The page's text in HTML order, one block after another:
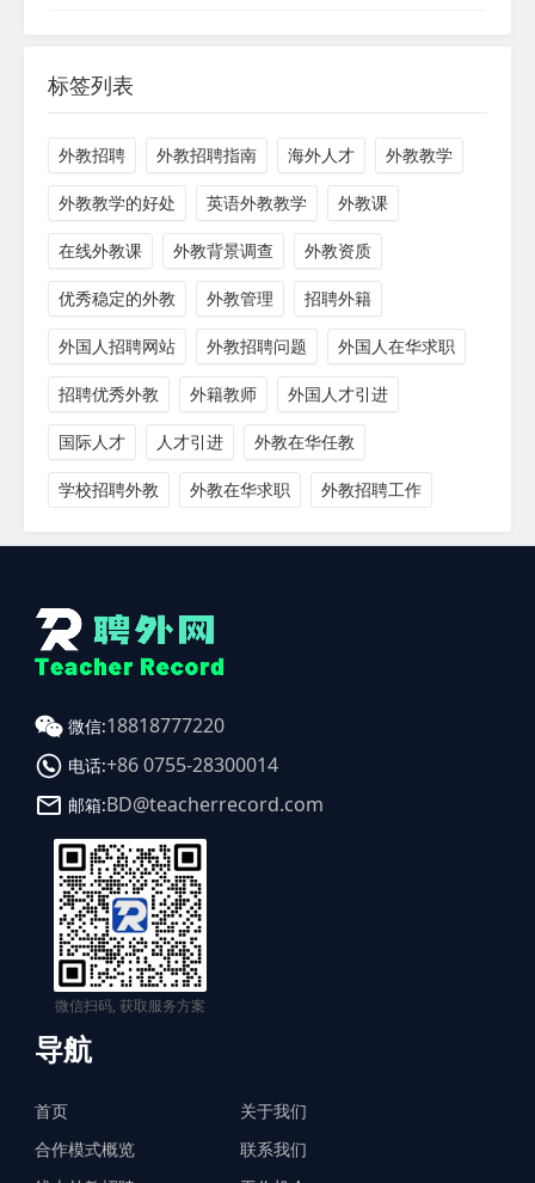
标签列表
外教招聘 外教招聘指南 海外人才 外教教学
外教教学的好处 英语外教教学 外教课
在线外教课 外教背景调查 外教资质
优秀稳定的外教 外教管理 招聘外籍
外国人招聘网站 外教招聘问题 外国人在华求职
招聘优秀外教 外籍教师 外国人才引进
国际人才 人才引进 外教在华任教
学校招聘外教 外教在华求职 外教招聘工作
微信:18818777220
电话:+86 0755-28300014
邮箱:BD@teacherrecord.com
微信扫码, 获取服务方案
导航
首页
合作模式概览
关于我们
联系我们